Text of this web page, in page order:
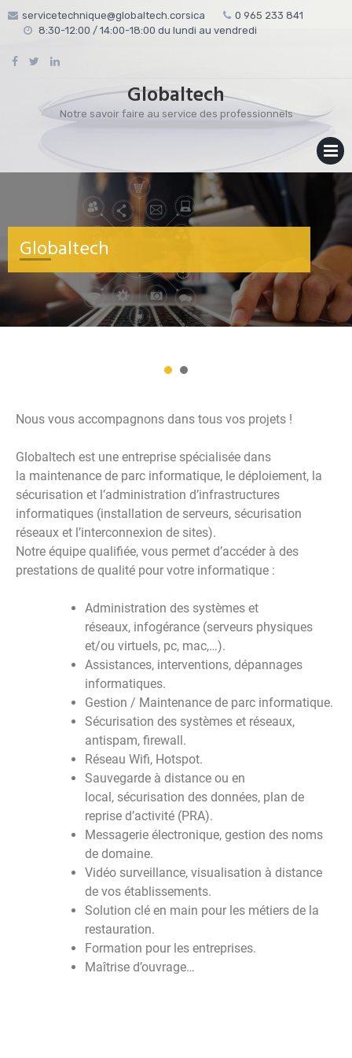
servicetechnique@globaltech.corsica
0 965 233 841
8:30-12:00 / 14:00-18:00 du lundi au vendredi
Globaltech
Notre savoir faire au service des professionnels
MENU
Globaltech
Nous vous accompagnons dans tous vos projets !
Globaltech est une entreprise spécialisée dans
la maintenance de parc informatique, le déploiement, la
sécurisation et l’administration d’infrastructures
informatiques (installation de serveurs, sécurisation
réseaux et l’interconnexion de sites).
Notre équipe qualifiée, vous permet d’accéder à des
prestations de qualité pour votre informatique :
Administration des systèmes et
réseaux, infogérance (serveurs physiques
et/ou virtuels, pc, mac,…).
Assistances, interventions, dépannages
informatiques.
Gestion / Maintenance de parc informatique.
Sécurisation des systèmes et réseaux,
antispam, firewall.
Réseau Wifi, Hotspot.
Sauvegarde à distance ou en
local, sécurisation des données, plan de
reprise d’activité (PRA).
Messagerie électronique, gestion des noms
de domaine.
Vidéo surveillance, visualisation à distance
de vos établissements.
Solution clé en main pour les métiers de la
restauration.
Formation pour les entreprises.
Maîtrise d’ouvrage…